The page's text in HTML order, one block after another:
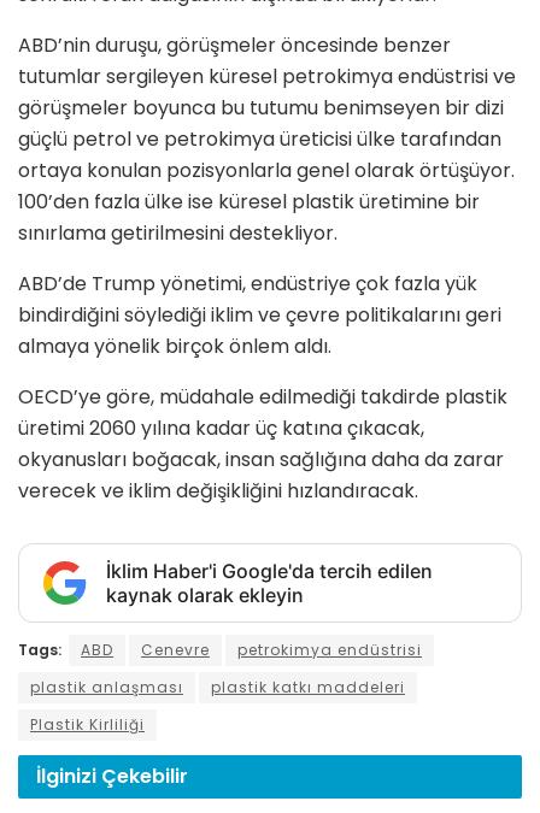
ABD’nin duruşu, görüşmeler öncesinde benzer
tutumlar sergileyen küresel petrokimya endüstrisi ve
görüşmeler boyunca bu tutumu benimseyen bir dizi
güçlü petrol ve petrokimya üreticisi ülke tarafından
ortaya konulan pozisyonlarla genel olarak örtüşüyor.
100’den fazla ülke ise küresel plastik üretimine bir
sınırlama getirilmesini destekliyor.
ABD’de Trump yönetimi, endüstriye çok fazla yük
bindirdiğini söylediği iklim ve çevre politikalarını geri
almaya yönelik birçok önlem aldı.
OECD’ye göre, müdahale edilmediği takdirde plastik
üretimi 2060 yılına kadar üç katına çıkacak,
okyanusları boğacak, insan sağlığına daha da zarar
verecek ve iklim değişikliğini hızlandıracak.
İklim Haber'i Google'da tercih edilen
kaynak olarak ekleyin
Tags: ABD Cenevre
petrokimya endüstrisi
plastik anlaşması
plastik katkı maddeleri
Plastik Kirliliği
İlginizi Çekebilir